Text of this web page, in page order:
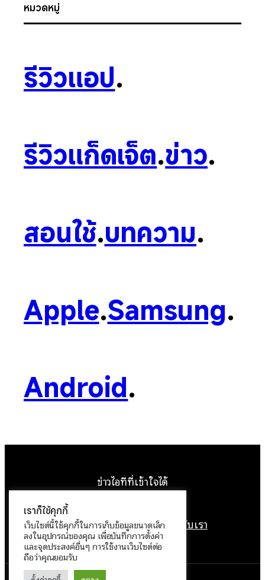
หมวดหมู่
รีวิวแอป.
รีวิวแก็ดเจ็ต.ข่าว.
สอนใช้.บทความ.
Apple.Samsung.
Android.
ข่าวไอทีที่เข้าใจได้
หน้าแรกติดต่อเราลิขสิทธิ์เกี่ยวกับเรา
นโยบายข้อมูลส่วนบุคคล
เราก็ใช้คุกกี้
เว็บไซต์นี้ใช้คุกกี้ในการเก็บข้อมูลขนาดเล็ก
ลงในอุปกรณ์ของคุณ เพื่อบันทึกการตั้งค่า
และจุดประสงค์อื่นๆ การใช้งานเว็บไซต์ต่อ
ถือว่าคุณยอมรับ